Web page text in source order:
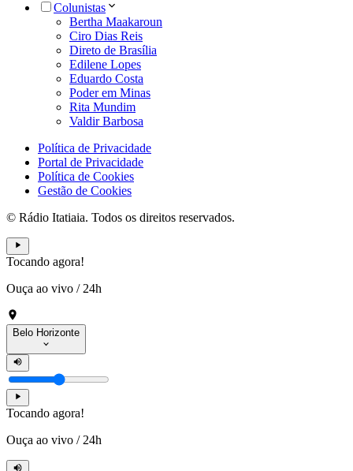
Colunistas
Bertha Maakaroun
Ciro Dias Reis
Direto de Brasília
Edilene Lopes
Eduardo Costa
Poder em Minas
Rita Mundim
Valdir Barbosa
Política de Privacidade
Portal de Privacidade
Política de Cookies
Gestão de Cookies
© Rádio Itatiaia. Todos os direitos reservados.
Tocando agora!
Ouça ao vivo / 24h
Belo Horizonte
Tocando agora!
Ouça ao vivo / 24h